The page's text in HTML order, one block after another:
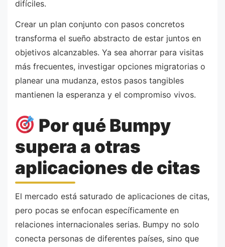
difíciles.
Crear un plan conjunto con pasos concretos
transforma el sueño abstracto de estar juntos en
objetivos alcanzables. Ya sea ahorrar para visitas
más frecuentes, investigar opciones migratorias o
planear una mudanza, estos pasos tangibles
mantienen la esperanza y el compromiso vivos.
Por qué Bumpy
supera a otras
aplicaciones de citas
El mercado está saturado de aplicaciones de citas,
pero pocas se enfocan específicamente en
relaciones internacionales serias. Bumpy no solo
conecta personas de diferentes países, sino que